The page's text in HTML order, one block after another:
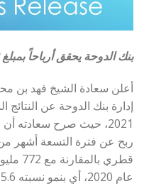
بنك الدوحة يحقق أرباحاً بمبلغ 892 مليون ريال قطري
أعلن سعادة الشيخ فهد بن
إدارة بنك الدوحة عن النتائج
2021، حيث صرح سعادته
قطري